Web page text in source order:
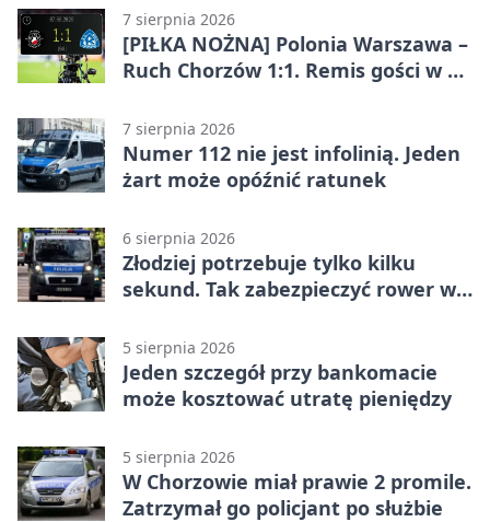
7 sierpnia 2026
[PIŁKA NOŻNA] Polonia Warszawa –
Ruch Chorzów 1:1. Remis gości w 3.
7 sierpnia 2026
Numer 112 nie jest infolinią. Jeden
żart może opóźnić ratunek
6 sierpnia 2026
Złodziej potrzebuje tylko kilku
sekund. Tak zabezpieczyć rower w
5 sierpnia 2026
Jeden szczegół przy bankomacie
może kosztować utratę pieniędzy
5 sierpnia 2026
W Chorzowie miał prawie 2 promile.
Zatrzymał go policjant po służbie